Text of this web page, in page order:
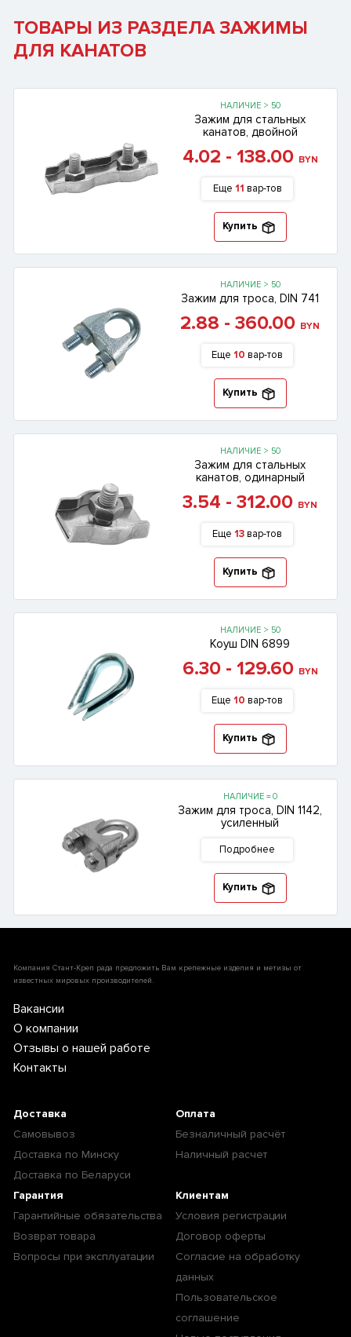
ТОВАРЫ ИЗ РАЗДЕЛА ЗАЖИМЫ
ДЛЯ КАНАТОВ
НАЛИЧИЕ > 50
Зажим для стальных
канатов, двойной
4.02 - 138.00 BYN
Еще 11 вар-тов
Купить
НАЛИЧИЕ > 50
Зажим для троса, DIN 741
2.88 - 360.00 BYN
Еще 10 вар-тов
Купить
НАЛИЧИЕ > 50
Зажим для стальных
канатов, одинарный
3.54 - 312.00 BYN
Еще 13вар-тов
Купить
НАЛИЧИЕ > 50
Коуш DIN 6899
6.30 - 129.60 BYN
Еще 10 вар-тов
Купить
НАЛИЧИЕ = 0
Зажим для троса, DIN 1142,
усиленный
Подробнее
Купить
Компания Стант-Креп рада предложить Вам крепежные изделия и метизы от
известных мировых производителей.
Вакансии
О компании
Отзывы о нашей работе
Контакты
Доставка
Самовывоз
Доставка по Минску
Доставка по Беларуси
Оплата
Безналичный расчёт
Наличный расчет
Гарантия
Гарантийные обязательства
Возврат товара
Вопросы при эксплуатации
Клиентам
Условия регистрации
Договор оферты
Согласие на обработку
данных
Пользовательское
соглашение